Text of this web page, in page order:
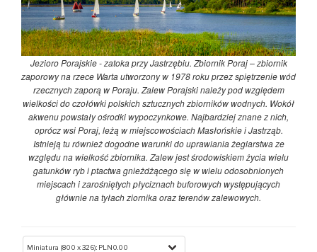
Jezioro Porajskie - zatoka przy Jastrzębiu. Zbiornik Poraj – zbiornik
zaporowy na rzece Warta utworzony w 1978 roku przez spiętrzenie wód
rzecznych zaporą w Poraju. Zalew Porajski należy pod względem
wielkości do czołówki polskich sztucznych zbiorników wodnych. Wokół
akwenu powstały ośrodki wypoczynkowe. Najbardziej znane z nich,
oprócz wsi Poraj, leżą w miejscowościach Masłońskie i Jastrząb.
Istnieją tu również dogodne warunki do uprawiania żeglarstwa ze
względu na wielkość zbiornika. Zalew jest środowiskiem życia wielu
gatunków ryb i ptactwa gnieżdżącego się w wielu odosobnionych
miejscach i zarośniętych płyciznach buforowych występujących
głównie na tyłach ziornika oraz terenów zalewowych.